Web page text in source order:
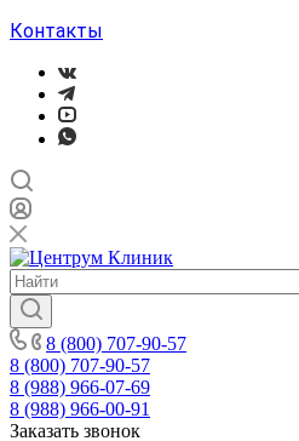
Контакты
8 (800) 707-90-57
8 (800) 707-90-57
8 (988) 966-07-69
8 (988) 966-00-91
Заказать звонок